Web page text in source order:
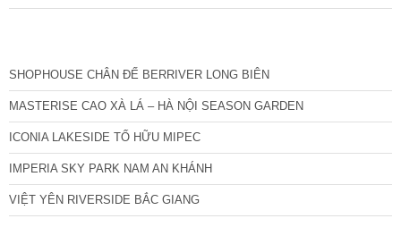
SHOPHOUSE CHÂN ĐẾ BERRIVER LONG BIÊN
MASTERISE CAO XÀ LÁ – HÀ NỘI SEASON GARDEN
ICONIA LAKESIDE TỐ HỮU MIPEC
IMPERIA SKY PARK NAM AN KHÁNH
VIỆT YÊN RIVERSIDE BẮC GIANG